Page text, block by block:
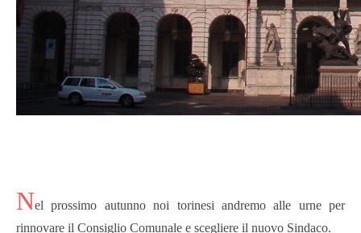
Nel prossimo autunno noi torinesi andremo alle urne per
rinnovare il Consiglio Comunale e scegliere il nuovo Sindaco.